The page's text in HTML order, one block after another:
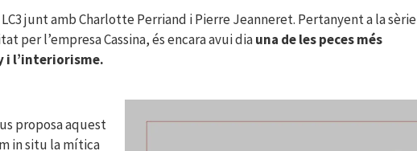
junt amb Charlotte Perriand i Pierre Jeanneret. Pertanyent a la sèrie
per l’empresa Cassina, és encara avui diauna de les peces més
i l’interiorisme.
proposa aquest
in situ la mítica